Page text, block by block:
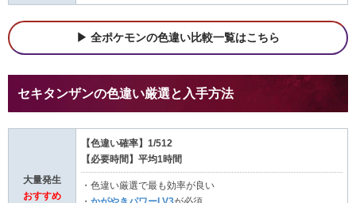
全ポケモンの色違い比較一覧はこちら
セキタンザンの色違い厳選と入手方法
大量発生
おすすめ
【色違い確率】1/512
【必要時間】平均1時間
・色違い厳選で最も効率が良い